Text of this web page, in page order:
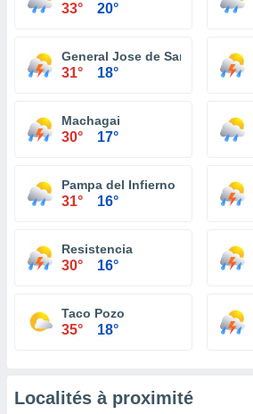
33° 20°
General Jose de San Martin
31° 18°
Machagai
30° 17°
Pampa del Infierno
31° 16°
Resistencia
30° 16°
Taco Pozo
35° 18°
Localités à proximité